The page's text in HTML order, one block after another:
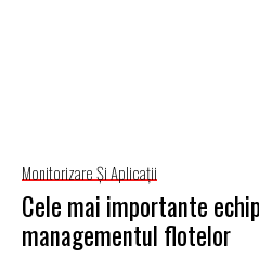
Monitorizare Și Aplicații
Cele mai importante
managementul flotelor